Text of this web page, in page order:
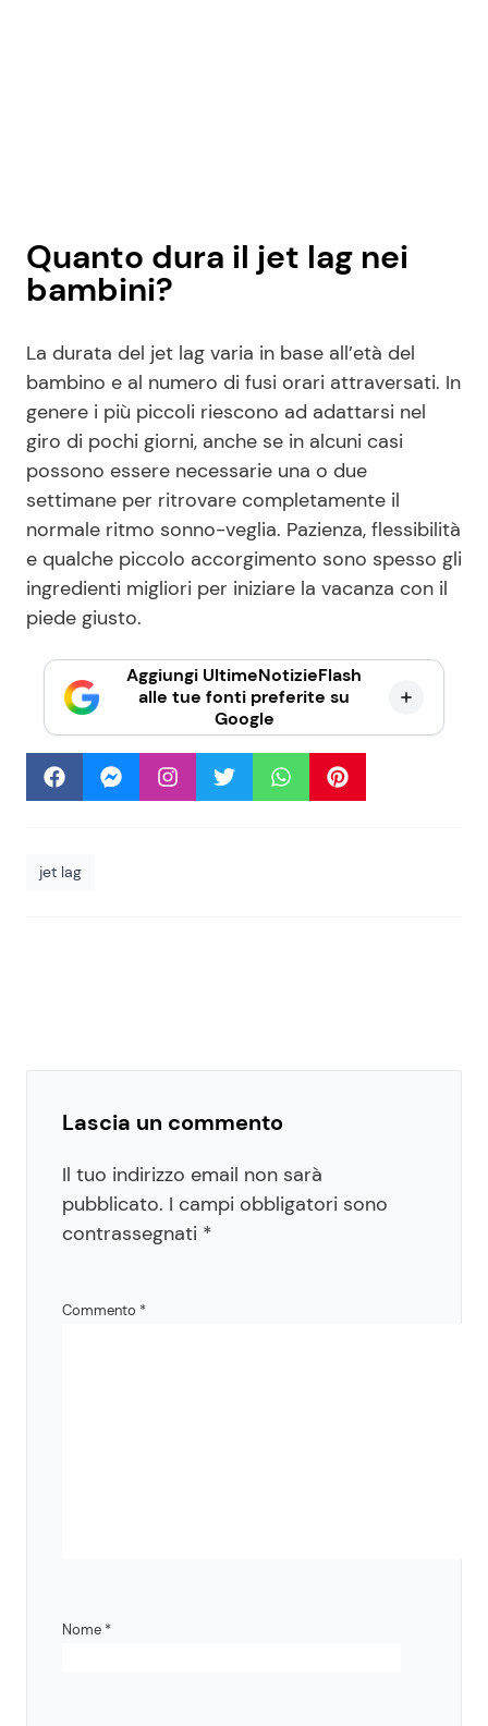
Quanto dura il jet lag nei
bambini?
La durata del jet lag varia in base all’età del
bambino e al numero di fusi orari attraversati. In
genere i più piccoli riescono ad adattarsi nel
giro di pochi giorni, anche se in alcuni casi
possono essere necessarie una o due
settimane per ritrovare completamente il
normale ritmo sonno-veglia. Pazienza, flessibilità
e qualche piccolo accorgimento sono spesso gli
ingredienti migliori per iniziare la vacanza con il
piede giusto.
Aggiungi UltimeNotizieFlash
alle tue fonti preferite su
Google
jet lag
Lascia un commento
Il tuo indirizzo email non sarà
pubblicato. I campi obbligatori sono
contrassegnati *
Commento *
Nome *